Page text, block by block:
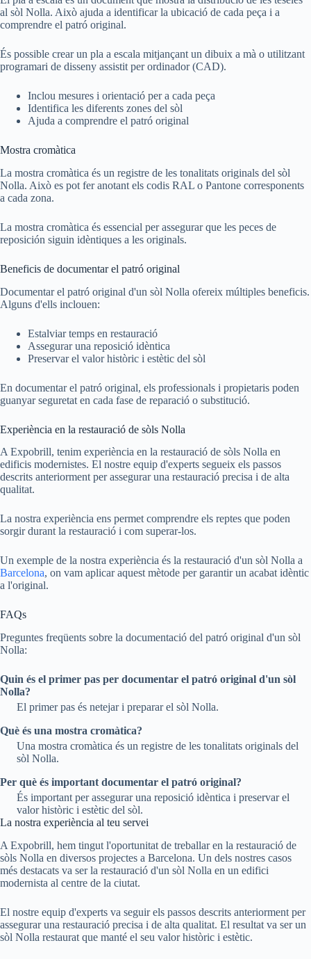
al sòl Nolla. Això ajuda a identificar la ubicació de cada peça i a
comprendre el patró original.
És possible crear un pla a escala mitjançant un dibuix a mà o utilitzant
programari de disseny assistit per ordinador (CAD).
Inclou mesures i orientació per a cada peça
Identifica les diferents zones del sòl
Ajuda a comprendre el patró original
Mostra cromàtica
La mostra cromàtica és un registre de les tonalitats originals del sòl
Nolla. Això es pot fer anotant els codis RAL o Pantone corresponents
a cada zona.
La mostra cromàtica és essencial per assegurar que les peces de
reposición siguin idèntiques a les originals.
Beneficis de documentar el patró original
Documentar el patró original d'un sòl Nolla ofereix múltiples beneficis.
Alguns d'ells inclouen:
Estalviar temps en restauració
Assegurar una reposició idèntica
Preservar el valor històric i estètic del sòl
En documentar el patró original, els professionals i propietaris poden
guanyar seguretat en cada fase de reparació o substitució.
Experiència en la restauració de sòls Nolla
A Expobrill, tenim experiència en la restauració de sòls Nolla en
edificis modernistes. El nostre equip d'experts segueix els passos
descrits anteriorment per assegurar una restauració precisa i de alta
qualitat.
La nostra experiència ens permet comprendre els reptes que poden
sorgir durant la restauració i com superar-los.
Un exemple de la nostra experiència és la restauració d'un sòl Nolla a
Barcelona, on vam aplicar aquest mètode per garantir un acabat idèntic
a l'original.
FAQs
Preguntes freqüents sobre la documentació del patró original d'un sòl
Nolla:
Quin és el primer pas per documentar el patró original d'un sòl
Nolla?
El primer pas és netejar i preparar el sòl Nolla.
Què és una mostra cromàtica?
Una mostra cromàtica és un registre de les tonalitats originals del
sòl Nolla.
Per què és important documentar el patró original?
És important per assegurar una reposició idèntica i preservar el
valor històric i estètic del sòl.
La nostra experiència al teu servei
A Expobrill, hem tingut l'oportunitat de treballar en la restauració de
sòls Nolla en diversos projectes a Barcelona. Un dels nostres casos
més destacats va ser la restauració d'un sòl Nolla en un edifici
modernista al centre de la ciutat.
El nostre equip d'experts va seguir els passos descrits anteriorment per
assegurar una restauració precisa i de alta qualitat. El resultat va ser un
sòl Nolla restaurat que manté el seu valor històric i estètic.